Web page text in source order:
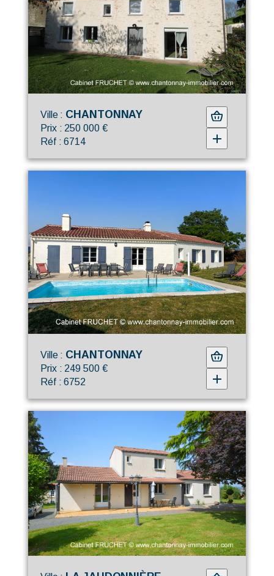
Ville : CHANTONNAY
Prix : 250 000 €
Réf : 6714
Ville : CHANTONNAY
Prix : 249 500 €
Réf : 6752